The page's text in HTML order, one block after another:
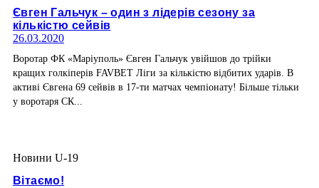
Євген Гальчук – один з лідерів сезону за
кількістю сейвів
26.03.2020
Воротар ФК «Маріуполь» Євген Гальчук увійшов до трійки
кращих голкіперів FAVBET Ліги за кількістю відбитих ударів. В
активі Євгена 69 сейвів в 17-ти матчах чемпіонату! Більше тільки
у воротаря СК...
Новини U-19
Вітаємо!